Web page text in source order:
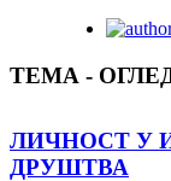
ТЕМА -
ЛИЧНОСТ У
ДРУШТВА